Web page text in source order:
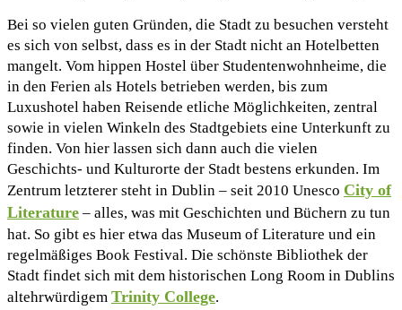
Bei so vielen guten Gründen, die Stadt zu besuchen versteht
es sich von selbst, dass es in der Stadt nicht an Hotelbetten
mangelt. Vom hippen Hostel über Studentenwohnheime, die
in den Ferien als Hotels betrieben werden, bis zum
Luxushotel haben Reisende etliche Möglichkeiten, zentral
sowie in vielen Winkeln des Stadtgebiets eine Unterkunft zu
finden. Von hier lassen sich dann auch die vielen
Geschichts- und Kulturorte der Stadt bestens erkunden. Im
Zentrum letzterer steht in Dublin – seit 2010 Unesco City of
Literature – alles, was mit Geschichten und Büchern zu tun
hat. So gibt es hier etwa das Museum of Literature und ein
regelmäßiges Book Festival. Die schönste Bibliothek der
Stadt findet sich mit dem historischen Long Room in Dublins
altehrwürdigem Trinity College.